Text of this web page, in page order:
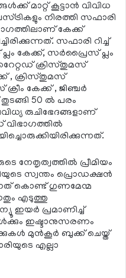
മാറ്റ് കൂട്ടാന്‍ വിവിധ
നിരത്തി സഫാരി
കേക്ക്
സഫാരി റിച്ച്
കേക്ക്, സര്‍പ്രൈസ് പ്ലം
ക്രിസ്തുമസ്
, ക്രിസ്തുമസ്
കേക്ക് , ജിഞ്ചര്‍
50 ല്‍ പരം
രുചിഭേദങ്ങളാണ്
വിഭാഗത്തില്‍
നേതൃത്വത്തില്‍ പ്രീമിയം
സ്വന്തം പ്രൊഡക്ഷന്‍
കൊണ്ട് ഗുണമേന്മ
എടുത്തു
ഇയര്‍ പ്രമാണിച്ച്
ഇഷ്ടാനുസരണം
മുന്‍കൂര്‍ ബുക്ക് ചെയ്ത്
എല്ലാ